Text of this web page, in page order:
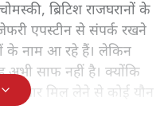
ब्रिटिश राजघरानों के
एपस्टीन से संपर्क रखने
के नाम आ रहे हैं। लेकिन
अभी साफ नहीं है। क्योंकि
बार मिल लेने से कोई यौन